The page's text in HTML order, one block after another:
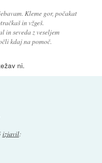
Kleme gor, počakat
in vžgeš.
in seveda z veseljem
kdaj na pomoč.
ni.
izjavil: